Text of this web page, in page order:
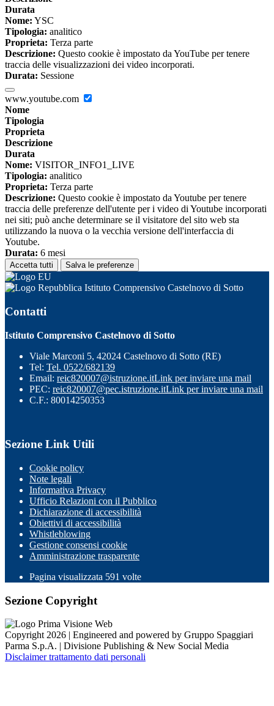
Durata
Nome: YSC
Tipologia: analitico
Proprieta: Terza parte
Descrizione: Questo cookie è impostato da YouTube per tenere
traccia delle visualizzazioni dei video incorporati.
Durata: Sessione
www.youtube.com
Nome
Tipologia
Proprieta
Descrizione
Durata
Nome: VISITOR_INFO1_LIVE
Tipologia: analitico
Proprieta: Terza parte
Descrizione: Questo cookie è impostato da Youtube per tenere
traccia delle preferenze dell'utente per i video di Youtube incorporati
nei siti; può anche determinare se il visitatore del sito web sta
utilizzando la nuova o la vecchia versione dell'interfaccia di
Youtube.
Durata: 6 mesi
Accetta tutti Salva le preferenze
Istituto Comprensivo Castelnovo di Sotto
Contatti
Istituto Comprensivo Castelnovo di Sotto
Viale Marconi 5, 42024 Castelnovo di Sotto (RE)
Tel: Tel. 0522/682139
Email: reic820007@istruzione.itLink per inviare una mail
PEC: reic820007@pec.istruzione.itLink per inviare una mail
C.F.: 80014250353
Sezione Link Utili
Cookie policy
Note legali
Informativa Privacy
Ufficio Relazioni con il Pubblico
Dichiarazione di accessibilità
Obiettivi di accessibilità
Whistleblowing
Gestione consensi cookie
Amministrazione trasparente
Pagina visualizzata 591 volte
Sezione Copyright
Copyright 2026 | Engineered and powered by Gruppo Spaggiari
Parma S.p.A. | Divisione Publishing & New Social Media
Disclaimer trattamento dati personali